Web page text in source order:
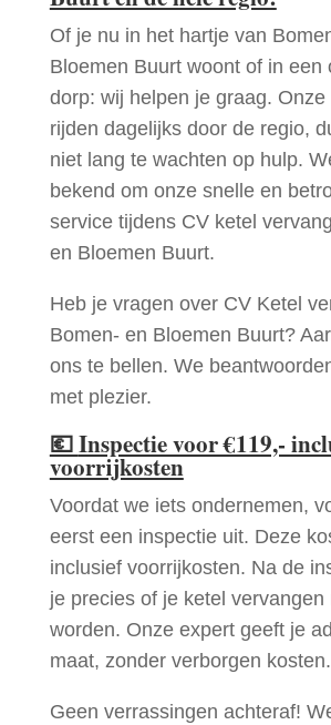
Of je nu in het hartje van
Bloemen Buurt woont of in een
dorp: wij helpen je graag. Onze
rijden dagelijks door de regio,
niet lang te wachten op hulp.
bekend om onze snelle en
service tijdens CV ketel
en Bloemen Buurt.
Heb je vragen over CV Ketel
Bomen- en Bloemen Buurt?
ons te bellen. We
met plezier.
💶Inspectie voor €119,-
voorrijkosten
Voordat we iets ondernemen,
eerst een inspectie uit. Deze
inclusief voorrijkosten. Na de
je precies of je ketel vervangen
worden. Onze expert geeft je
maat, zonder verborgen kosten.
Geen verrassingen achteraf!